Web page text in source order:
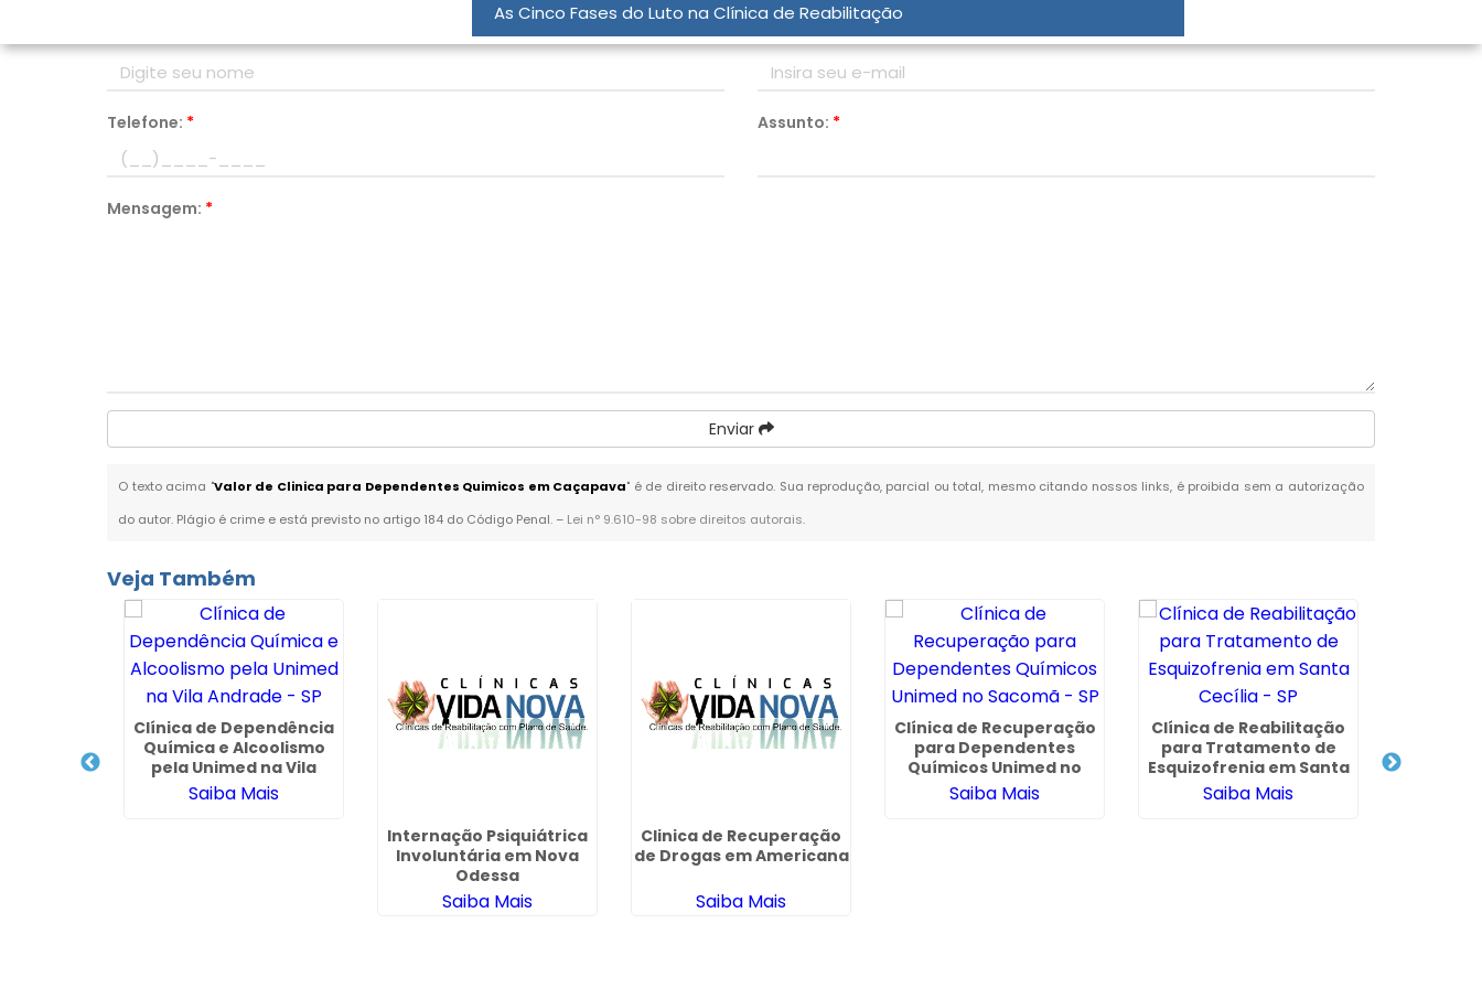
As Cinco Fases do Luto na Clínica de Reabilitação
Email:*
Telefone: * Assunto: *
Mensagem: *
Enviar
O texto acima "Valor de Clinica para Dependentes Quimicos em Caçapava" é de direito reservado. Sua reprodução, parcial ou total, mesmo citando nossos links, é proibida sem a autorização
do autor. Plágio é crime e está previsto no artigo 184 do Código Penal. – Lei n° 9.610-98 sobre direitos autorais.
Veja Também
Clínica de Dependência
Química e Alcoolismo
pela Unimed na Vila
Andrade - SP
Saiba Mais
Internação Psiquiátrica
Involuntária em Nova
Odessa
Saiba Mais
Clinica de Recuperação
de Drogas em Americana
Saiba Mais
Clínica de Recuperação
para Dependentes
Químicos Unimed no
Sacomã - SP
Saiba Mais
Clínica de Reabilitação
para Tratamento de
Esquizofrenia em Santa
Cecília - SP
Saiba Mais